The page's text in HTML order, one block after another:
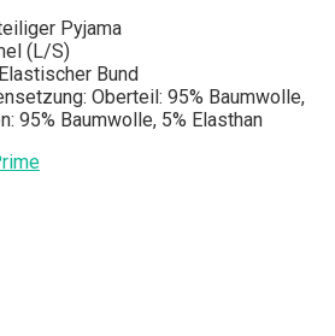
Pyjama
(L/S)
Bund
Oberteil: 95% Baumwolle,
95% Baumwolle, 5% Elasthan